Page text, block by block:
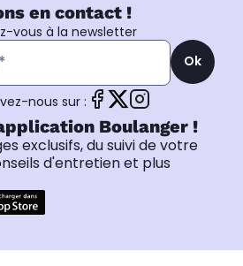
en contact !
vous à la newsletter
Ok
nous sur :
Boulanger !
exclusifs, du suivi de votre
d'entretien et plus